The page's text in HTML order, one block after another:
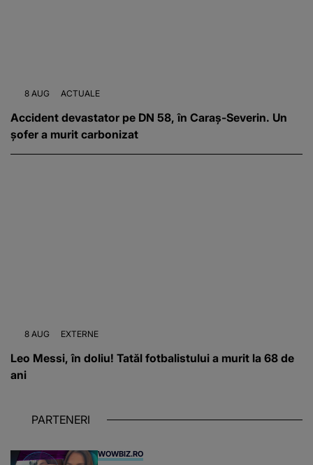
8 AUG ACTUALE
Accident devastator pe DN 58, în Caraș-Severin. Un
șofer a murit carbonizat
8 AUG EXTERNE
Leo Messi, în doliu! Tatăl fotbalistului a murit la 68 de
ani
PARTENERI
WOWBIZ.RO